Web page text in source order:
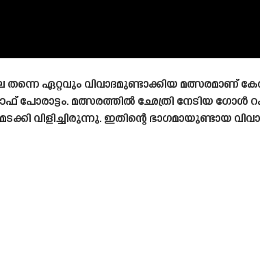
തന്നെ ഏറ്റവും വിവാദമുണ്ടാക്കിയ
മത്സരത്തിൽ ഛേത്രി നേടിയ ഗോൾ
വിളിച്ചിരുന്നു. ഇതിന്റെ ഭാഗമായുണ്ടായ